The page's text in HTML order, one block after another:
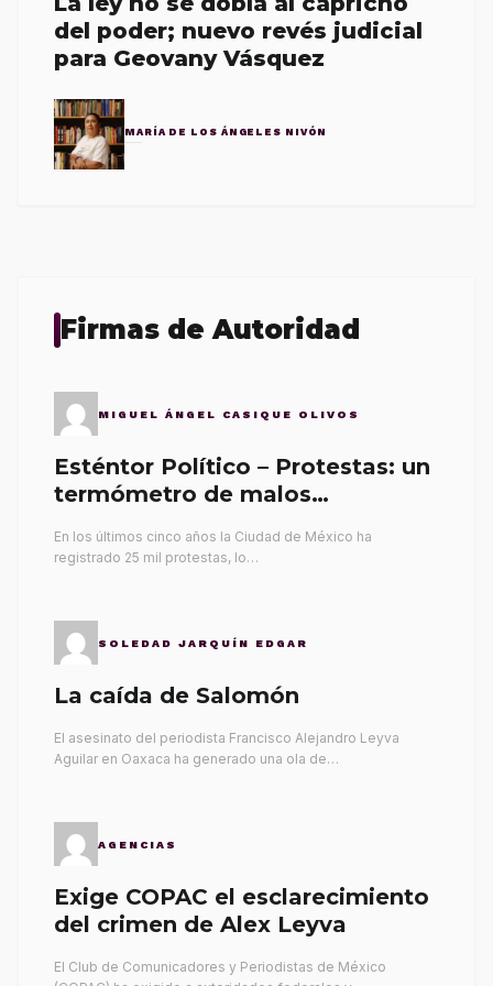
del poder; nuevo revés judicial
para Geovany Vásquez
MARÍA DE LOS ÁNGELES NIVÓN
Firmas de Autoridad
MIGUEL ÁNGEL CASIQUE OLIVOS
Esténtor Político – Protestas: un
termómetro de malos
En los últimos cinco años la Ciudad de México ha
registrado 25 mil protestas, lo…
SOLEDAD JARQUÍN EDGAR
La caída de Salomón
El asesinato del periodista Francisco Alejandro Leyva
Aguilar en Oaxaca ha generado una ola de…
AGENCIAS
Exige COPAC el esclarecimiento
del crimen de Alex Leyva
El Club de Comunicadores y Periodistas de México